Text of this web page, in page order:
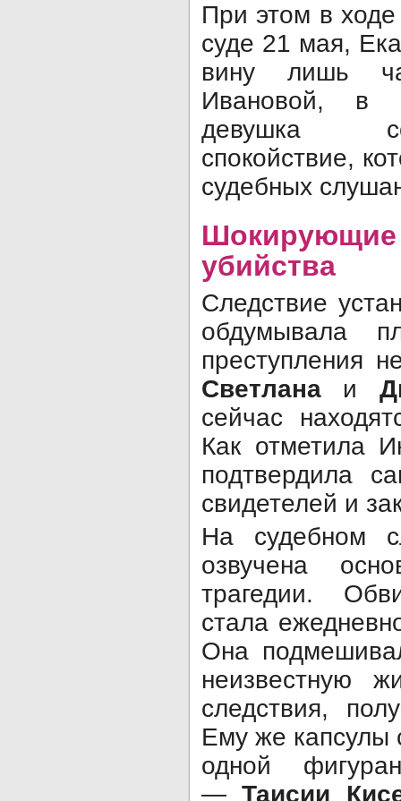
При этом в
суде 21 мая,
вину лишь
Ивановой, в
девушка
спокойствие,
судебных
Шокирующие
убийства
Следствие
обдумывала
преступления
Светлана и
сейчас
Как отметила
подтвердила
свидетелей и
На судебном
озвучена
трагедии.
стала
Она
неизвестную
следствия,
Ему же капсулы
одной
—Таисии